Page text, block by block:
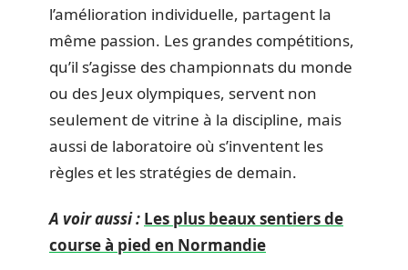
l’amélioration individuelle, partagent la
même passion. Les grandes compétitions,
qu’il s’agisse des championnats du monde
ou des Jeux olympiques, servent non
seulement de vitrine à la discipline, mais
aussi de laboratoire où s’inventent les
règles et les stratégies de demain.
A voir aussi : Les plus beaux sentiers de
course à pied en Normandie